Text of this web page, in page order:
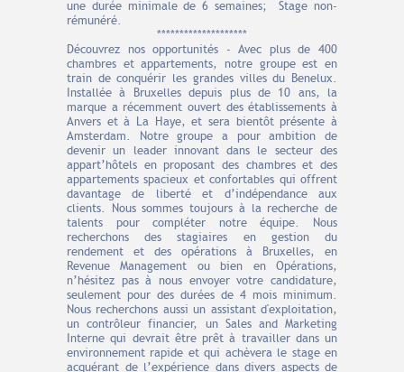
une durée minimale de 6 semaines; Stage non-
rémunéré.
********************
Découvrez nos opportunités - Avec plus de 400
chambres et appartements, notre groupe est en
train de conquérir les grandes villes du Benelux.
Installée à Bruxelles depuis plus de 10 ans, la
marque a récemment ouvert des établissements à
Anvers et à La Haye, et sera bientôt présente à
Amsterdam. Notre groupe a pour ambition de
devenir un leader innovant dans le secteur des
appart’hôtels en proposant des chambres et des
appartements spacieux et confortables qui offrent
davantage de liberté et d’indépendance aux
clients. Nous sommes toujours à la recherche de
talents pour compléter notre équipe. Nous
recherchons des stagiaires en gestion du
rendement et des opérations à Bruxelles, en
Revenue Management ou bien en Opérations,
n’hésitez pas à nous envoyer votre candidature,
seulement pour des durées de 4 mois minimum.
Nous recherchons aussi un assistant d'exploitation,
un contrôleur financier, un Sales and Marketing
Interne qui devrait être prêt à travailler dans un
environnement rapide et qui achèvera le stage en
acquérant de l’expérience dans divers aspects de